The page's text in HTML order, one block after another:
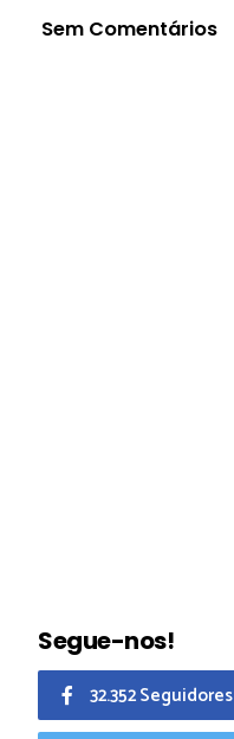
Sem Comentários
Segue-nos!
32.352 Seguidores